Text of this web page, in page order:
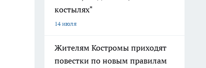
костылях"
14 июля
Жителям Костромы приходят
повестки по новым правилам